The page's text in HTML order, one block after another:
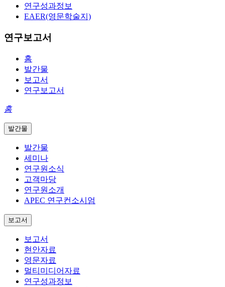
연구성과정보
EAER(영문학술지)
연구보고서
홈
발간물
보고서
연구보고서
홈
발간물
발간물
세미나
연구원소식
고객마당
연구원소개
APEC 연구컨소시엄
보고서
보고서
현안자료
영문자료
멀티미디어자료
연구성과정보